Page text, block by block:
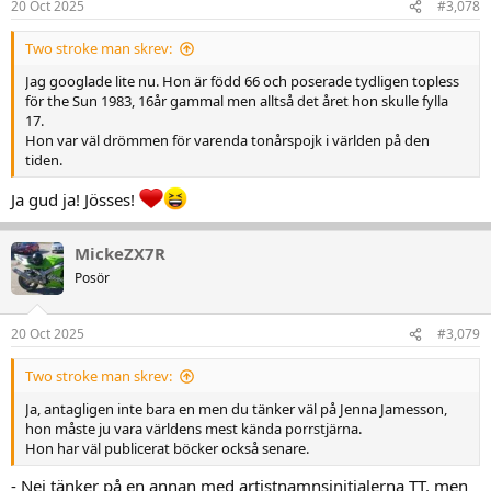
20 Oct 2025 #3,078
Two stroke man skrev:
Jag googlade lite nu. Hon är född 66 och poserade tydligen topless
för the Sun 1983, 16år gammal men alltså det året hon skulle fylla
17.
Hon var väl drömmen för varenda tonårspojk i världen på den
tiden.
Ja gud ja! Jösses!
MickeZX7R
Posör
20 Oct 2025 #3,079
Two stroke man skrev:
Ja, antagligen inte bara en men du tänker väl på Jenna Jamesson,
hon måste ju vara världens mest kända porrstjärna.
Hon har väl publicerat böcker också senare.
- Nej tänker på en annan med artistnamnsinitialerna TT, men